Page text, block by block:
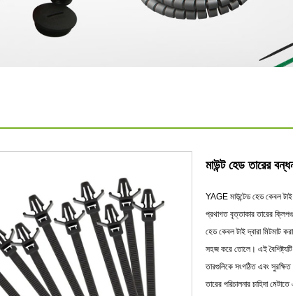
মাউন্ট হেড তারের
YAGE মাউন্টেড হেড কেবল টাই,
প্রথাগত বৃত্তাকার তারের
হেড কেবল টাই দ্বারা মিটমাট
সহজ করে তোলে। এই
তারগুলিকে সংগঠিত এবং
তারের পরিচালনার চাহিদা